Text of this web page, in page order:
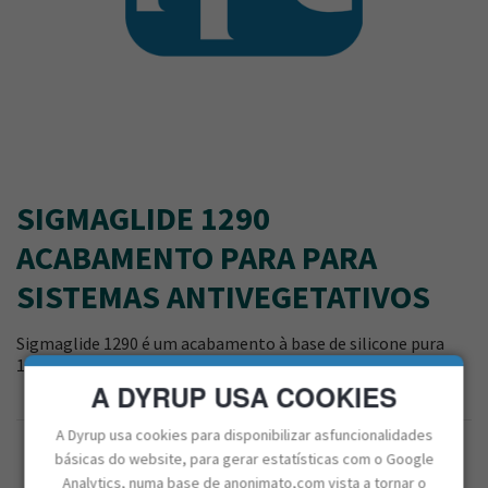
SIGMAGLIDE 1290
ACABAMENTO PARA PARA
SISTEMAS ANTIVEGETATIVOS
Sigmaglide 1290 é um acabamento à base de silicone pura
100% para sistemas antivegetativos.
CAPACIDADE
A DYRUP USA COOKIES
A Dyrup usa cookies para disponibilizar asfuncionalidades
básicas do website, para gerar estatísticas com o Google
Analytics, numa base de anonimato,com vista a tornar o